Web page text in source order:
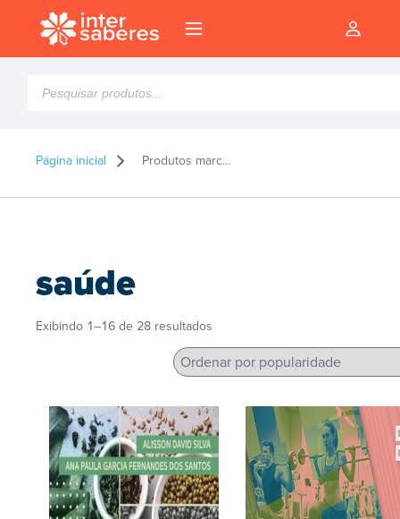
produtos
Página inicial Produtos marcados como “saúde”
saúde
Exibindo 1–16 de 28 resultados
popularidade